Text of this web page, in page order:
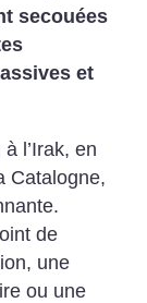
secouées
et
l’Irak, en
Catalogne,
de
une
ou une